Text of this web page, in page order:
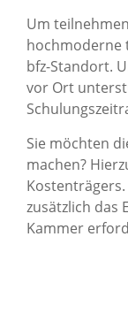
Um
hochmoderne
bfz-Standort.
vor Ort
Sie möchten
machen?
zusätzlich das
Kammer